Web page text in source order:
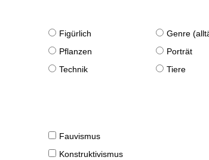
Figürlich Genre
Pflanzen Porträt
Technik Tiere
Fauvismus
Konstruktivismus